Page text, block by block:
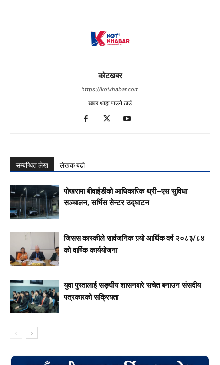
कोटखबर
https://kotkhabar.com
खबर थाहा पाउने ठाउँ
सम्बन्धित लेख लेखक बढी
पोखरामा बीवाईडीको आधिकारिक थ्री–एस सुविधा
सञ्चालन, सर्भिस सेन्टर उद्घाटन
जिसस कास्कीले सार्वजनिक गर्‍यो आर्थिक वर्ष २०८३/८४
को वार्षिक कार्ययोजना
युवा पुस्तालाई सङ्घीय शासनबारे सचेत बनाउन संसदीय
पत्रकारको सक्रियता